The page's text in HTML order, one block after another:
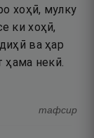
хоҳӣ, мулку
ки хоҳӣ,
ва ҳар
ҳама некӣ.
тафсир